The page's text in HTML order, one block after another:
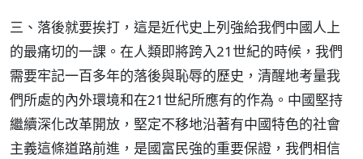
三、落後就要挨打，這是近代史上列強給我們中國人上
的最痛切的一課。在人類即將跨入21世紀的時候，我們
需要牢記一百多年的落後與恥辱的歷史，清醒地考量我
們所處的內外環境和在21世紀所應有的作為。中國堅持
繼續深化改革開放，堅定不移地沿著有中國特色的社會
主義這條道路前進，是國富民強的重要保證，我們相信